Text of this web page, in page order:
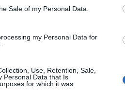
Sale of my Personal Data.
my Personal Data for
Use, Retention, Sale,
Personal Data that Is
for which it was